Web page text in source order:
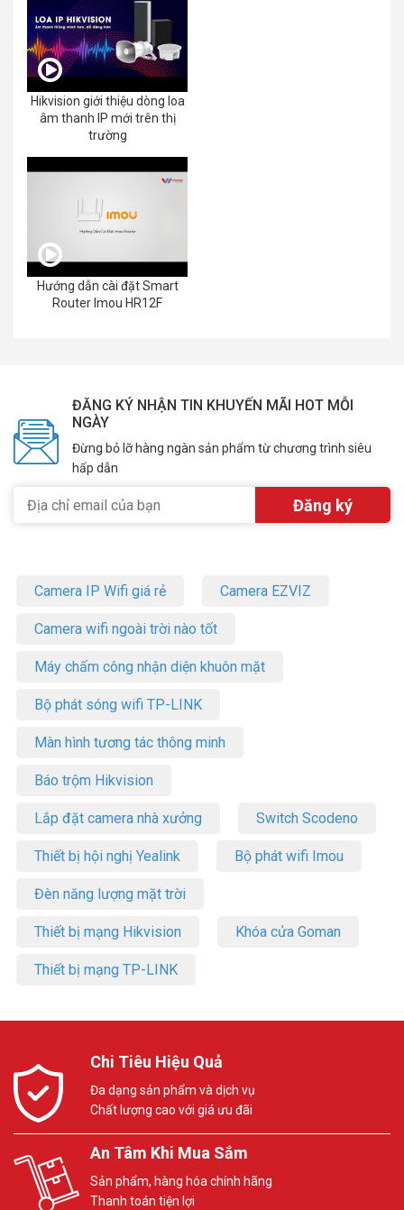
Hikvision giới thiệu dòng loa
âm thanh IP mới trên thị
trường
Hướng dẫn cài đặt Smart
Router Imou HR12F
ĐĂNG KÝ NHẬN TIN KHUYẾN MÃI HOT MỖI
NGÀY
Đừng bỏ lỡ hàng ngàn sản phẩm từ chương trình siêu
hấp dẫn
Camera IP Wifi giá rẻ Camera EZVIZ
Camera wifi ngoài trời nào tốt
Máy chấm công nhận diện khuôn mặt
Bộ phát sóng wifi TP-LINK
Màn hình tương tác thông minh
Báo trộm Hikvision
Lắp đặt camera nhà xưởng Switch Scodeno
Thiết bị hội nghị Yealink Bộ phát wifi Imou
Đèn năng lượng mặt trời
Thiết bị mạng Hikvision Khóa cửa Goman
Thiết bị mạng TP-LINK
Chi Tiêu Hiệu Quả
Đa dạng sản phẩm và dịch vụ
Chất lượng cao với giá ưu đãi
An Tâm Khi Mua Sắm
Sản phẩm, hàng hóa chính hãng
Thanh toán tiện lợi